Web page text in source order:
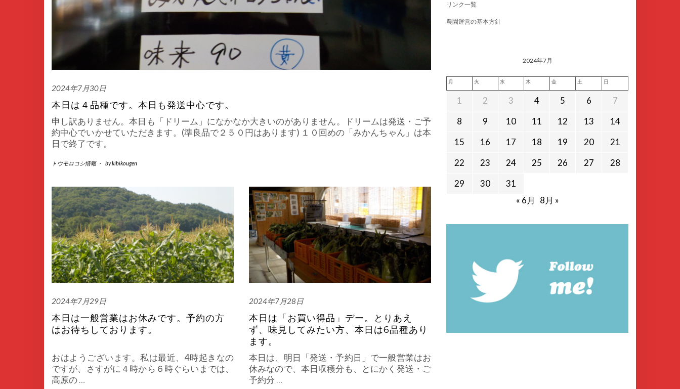
2024年7月30日
本日は４品種です。本日も発送中心です。
申し訳ありません。本日も「ドリーム」になかなか大きいのがありません。ドリームは発送・ご予
約中心でいかせていただきます。(準良品で２５０円はあります) １０回めの「みかんちゃん」は本
日で終了です。
トウモロコシ情報 - bykibikougen
2024年7月29日
本日は一般営業はお休みです。予約の方
はお待ちしております。
おはようございます。私は最近、4時起きなの
ですが、さすがに４時から６時ぐらいまでは、
高原の…
2024年7月28日
本日は「お買い得品」デー。とりあえ
ず、味見してみたい方、本日は6品種あり
ます。
本日は、明日「発送・予約日」で一般営業はお
休みなので、本日収穫分も、とにかく発送・ご
予約分 …
リンク一覧
農園運営の基本方針
2024年7月
月 火 水 木 金 土 日
1 2 3 4 5 6
7
8
9 10 11 12 13
14
15
16 17 18 19 20
21
22
23 24 25 26 27
28
29
30
31
« 6月
8月 »